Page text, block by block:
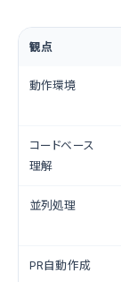
観点
動作環境
コードベース
理解
並列処理
PR自動作成